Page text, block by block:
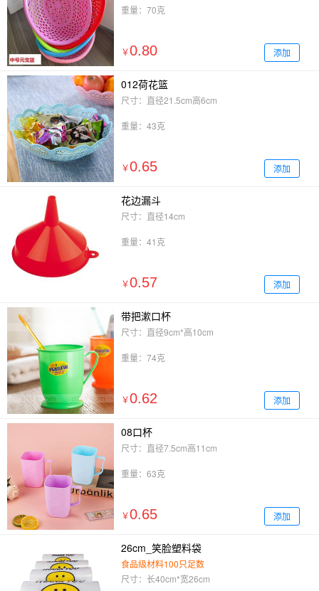
重量：70克
￥0.80 添加
012荷花篮
尺寸：直径21.5cm高6cm
重量：43克
￥0.65 添加
花边漏斗
尺寸：直径14cm
重量：41克
￥0.57 添加
带把漱口杯
尺寸：直径9cm*高10cm
重量：74克
￥0.62 添加
08口杯
尺寸：直径7.5cm高11cm
重量：63克
￥0.65 添加
26cm_笑脸塑料袋
食品级材料100只足数
尺寸：长40cm*宽26cm